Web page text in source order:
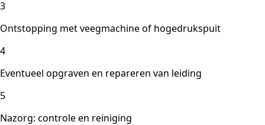
3
Ontstopping met veegmachine of hogedrukspuit
4
Eventueel opgraven en repareren van leiding
5
Nazorg: controle en reiniging